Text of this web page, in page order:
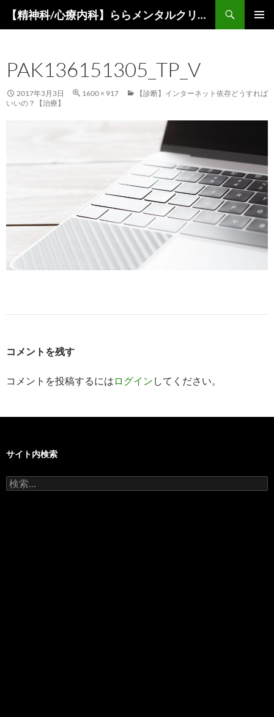
ツ
へ
ス
キ
【精神科/心療内科】ららメンタルクリニック
PAK136151305_TP_V
2017年3月3日 1600 × 917
【診断】インターネット依存どうすれば
いいの？【治療】
コメントを残す
コメントを投稿するには ログイン してください。
サイト内検索
検
索: